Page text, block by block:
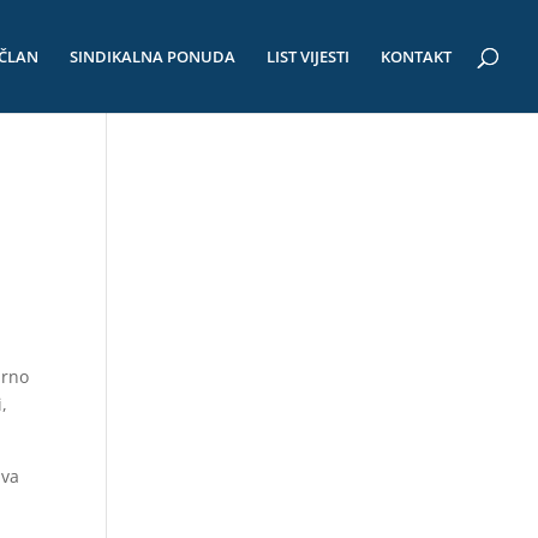
SINDIKALNA PONUDA LIST VIJESTI KONTAKT